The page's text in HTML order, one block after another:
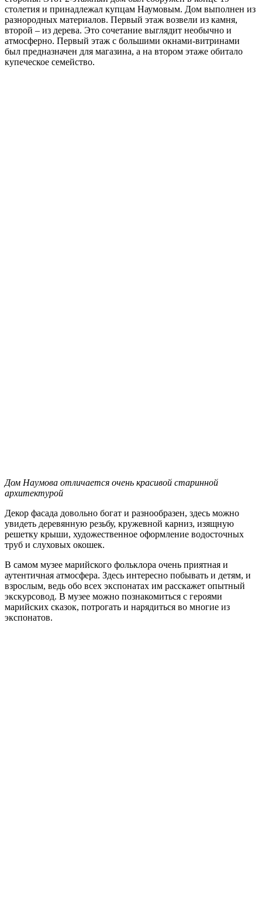
столетия и принадлежал купцам Наумовым. Дом выполнен из
разнородных материалов. Первый этаж возвели из камня,
второй – из дерева. Это сочетание выглядит необычно и
атмосферно. Первый этаж с большими окнами-витринами
был предназначен для магазина, а на втором этаже обитало
купеческое семейство.
Дом Наумова отличается очень красивой старинной
архитектурой
Декор фасада довольно богат и разнообразен, здесь можно
увидеть деревянную резьбу, кружевной карниз, изящную
решетку крыши, художественное оформление водосточных
труб и слуховых окошек.
В самом музее марийского фольклора очень приятная и
аутентичная атмосфера. Здесь интересно побывать и детям, и
взрослым, ведь обо всех экспонатах им расскажет опытный
экскурсовод. В музее можно познакомиться с героями
марийских сказок, потрогать и нарядиться во многие из
экспонатов.